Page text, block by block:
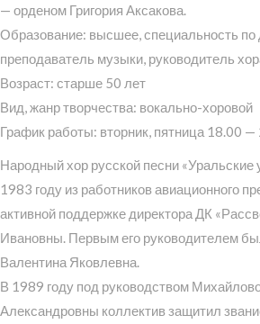
— орденом Григория Аксакова.
Образование: высшее, специальность
преподаватель музыки, руководитель
Возраст: старше 50 лет
Вид, жанр творчества: вокально-хоровой
График работы: вторник, пятница 18.00 —
Народный хор русской песни
1983 году из работников авиационного
активной поддержке директора ДК
Ивановны. Первым его руководителем
Валентина Яковлевна.
В 1989 году под руководством
Александровны коллектив защитил